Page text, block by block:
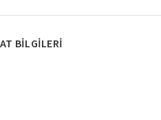
BILGILERI